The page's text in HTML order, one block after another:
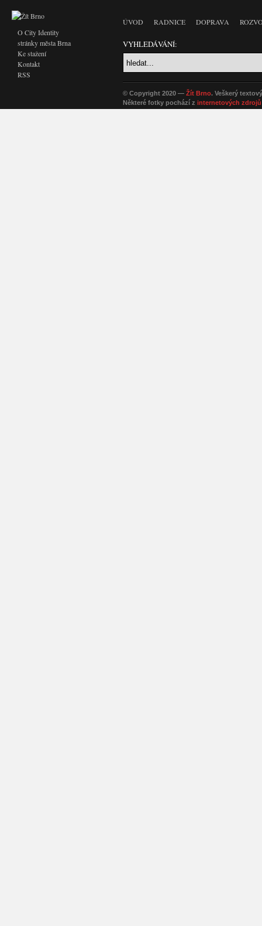
O City Identity
stránky města Brna
Ke stažení
Kontakt
RSS
ÚVOD RADNICE DOPRAVA
VYHLEDÁVÁNÍ:
© Copyright 2020 — Žít Brno. Veškerý
Některé fotky pochází z internetových